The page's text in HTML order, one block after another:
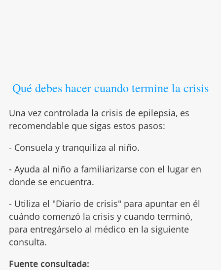
Qué debes hacer cuando termine la crisis
Una vez controlada la crisis de epilepsia, es
recomendable que sigas estos pasos:
- Consuela y tranquiliza al niño.
- Ayuda al niño a familiarizarse con el lugar en
donde se encuentra.
- Utiliza el "Diario de crisis" para apuntar en él
cuándo comenzó la crisis y cuando terminó,
para entregárselo al médico en la siguiente
consulta.
Fuente consultada: